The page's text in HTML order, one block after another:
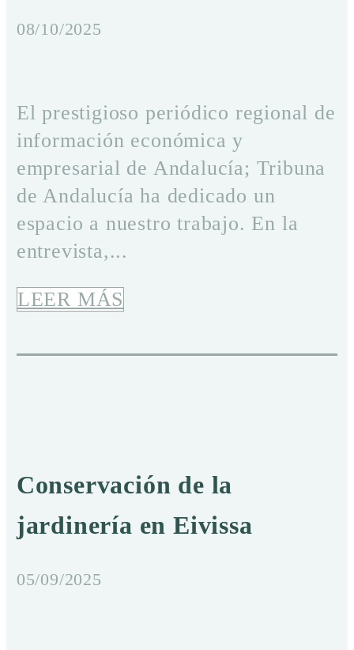
08/10/2025
El prestigioso periódico regional de
información económica y
empresarial de Andalucía; Tribuna
de Andalucía ha dedicado un
espacio a nuestro trabajo. En la
entrevista,...
LEER MÁS
Conservación de la
jardinería en Eivissa
05/09/2025